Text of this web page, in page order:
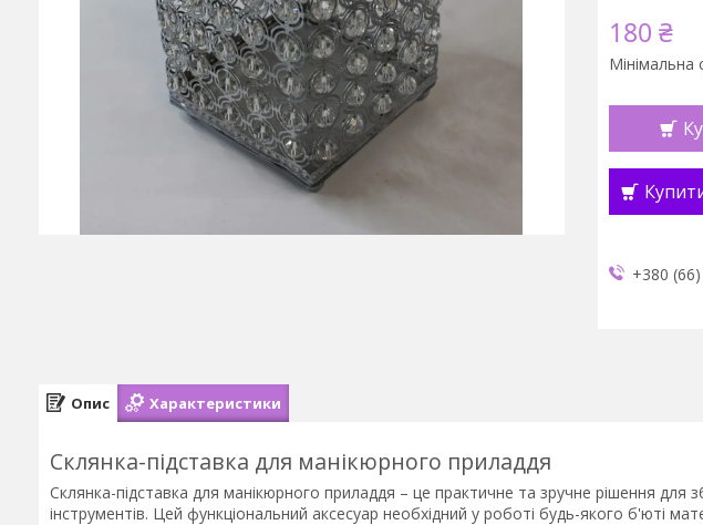
180 ₴
+380
Опис Характеристики
Склянка-підставка для манікюрного приладдя
Склянка-підставка для манікюрного приладдя – це практичне та зручне рішення для
інструментів. Цей функціональний аксесуар необхідний у роботі будь-якого б'юті